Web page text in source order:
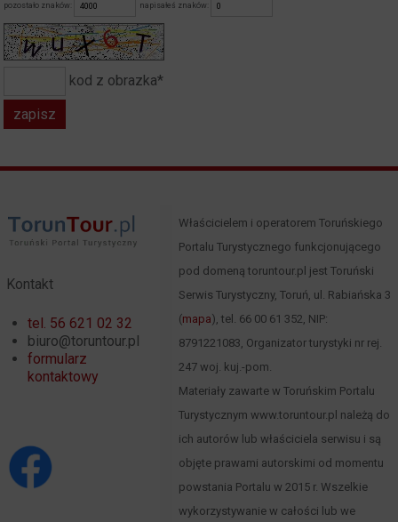
pozostało znaków: napisałeś znaków:
kod z obrazka*
Kontakt
tel. 56 621 02 32
biuro@toruntour.pl
formularz
kontaktowy
Właścicielem i operatorem Toruńskiego
Portalu Turystycznego funkcjonującego
pod domeną toruntour.pl jest Toruński
Serwis Turystyczny, Toruń, ul. Rabiańska 3
(mapa), tel. 66 00 61 352, NIP:
8791221083, Organizator turystyki nr rej.
247 woj. kuj.-pom.
Materiały zawarte w Toruńskim Portalu
Turystycznym www.toruntour.pl należą do
ich autorów lub właściciela serwisu i są
objęte prawami autorskimi od momentu
powstania Portalu w 2015 r. Wszelkie
wykorzystywanie w całości lub we